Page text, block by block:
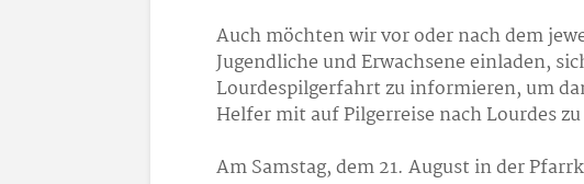
Auch möchten wir vor oder nach dem
Jugendliche und Erwachsene einladen,
Lourdespilgerfahrt zu informieren, um
Helfer mit auf Pilgerreise nach Lourdes
Am Samstag, dem 21. August in der